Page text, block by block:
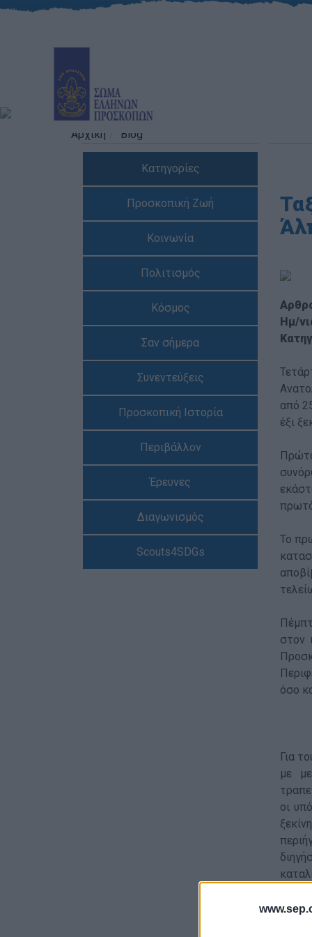
Αρχική Blog
Κατηγορίες
Προσκοπική Ζωή
Κοινωνία
Πολιτισμός
Κόσμος
Σαν σήμερα
Συνεντεύξεις
Προσκοπική Ιστορία
Περιβάλλον
Έρευνες
Διαγωνισμός
Scouts4SDGs
Ημ/
από
έξι
Το
στον
όσο
Για
με
οι